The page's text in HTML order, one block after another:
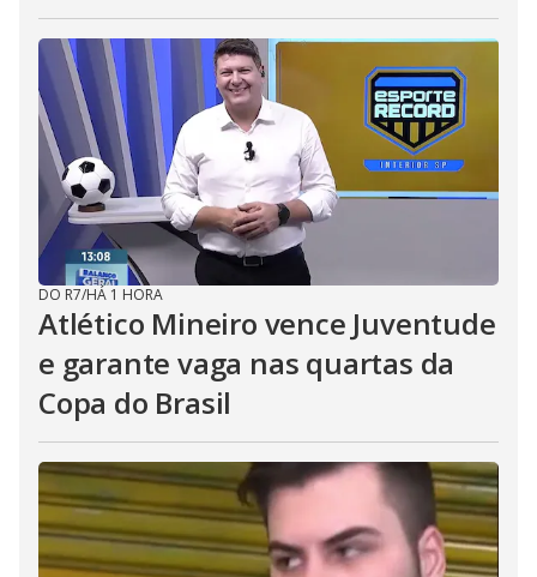
DO R7/HÁ 1 HORA
Atlético Mineiro vence Juventude
e garante vaga nas quartas da
Copa do Brasil